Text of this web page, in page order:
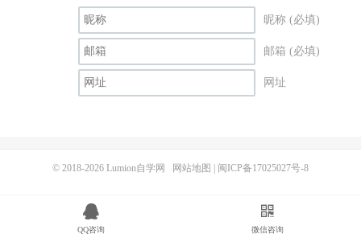
昵称 (必填)
邮箱 (必填)
网址
© 2018-2026 Lumion自学网 网站地图 闽ICP备17025027号-8
QQ咨询 微信咨询